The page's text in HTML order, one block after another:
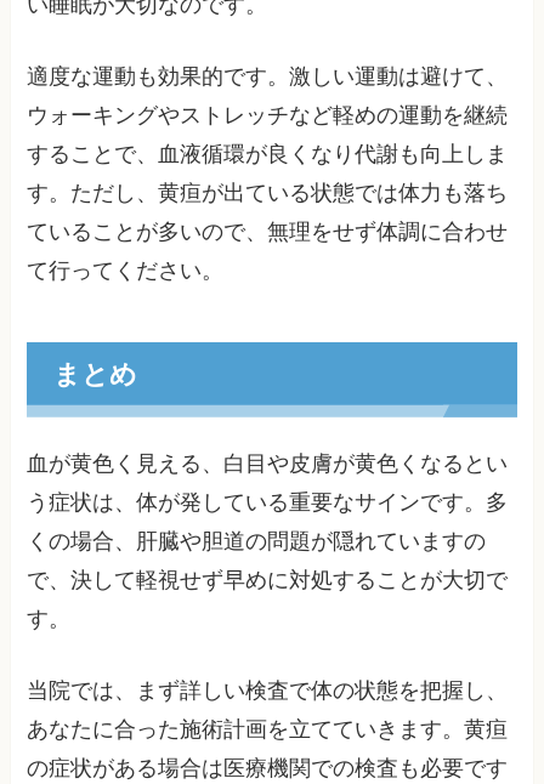
い睡眠が大切なのです。
適度な運動も効果的です。激しい運動は避けて、
ウォーキングやストレッチなど軽めの運動を継続
することで、血液循環が良くなり代謝も向上しま
す。ただし、黄疸が出ている状態では体力も落ち
ていることが多いので、無理をせず体調に合わせ
て行ってください。
まとめ
血が黄色く見える、白目や皮膚が黄色くなるとい
う症状は、体が発している重要なサインです。多
くの場合、肝臓や胆道の問題が隠れていますの
で、決して軽視せず早めに対処することが大切で
す。
当院では、まず詳しい検査で体の状態を把握し、
あなたに合った施術計画を立てていきます。黄疸
の症状がある場合は医療機関での検査も必要です